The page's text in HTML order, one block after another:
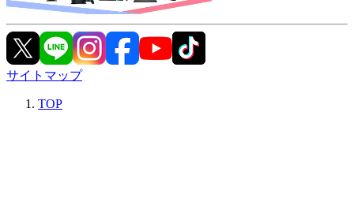
サイトマップ
TOP